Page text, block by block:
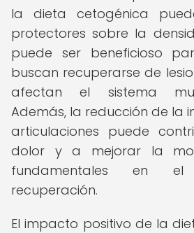
la dieta cetogénica
protectores sobre la
puede ser beneficioso
buscan recuperarse de
afectan el sistema
Además, la reducción de la
articulaciones puede
dolor y a mejorar la
fundamentales en
recuperación.
El impacto positivo de la